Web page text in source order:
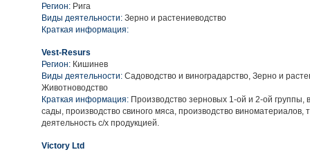
Регион: Рига
Виды деятельности: Зерно и растениеводство
Краткая информация:
Vest-Resurs
Регион: Кишинев
Виды деятельности: Садоводство и виноградарство, Зерно и
Животноводство
Краткая информация: Производство зерновых 1-ой и 2-ой группы,
сады, производство свиного мяса, производство виноматериалов,
деятельность с/х продукцией.
Victory Ltd